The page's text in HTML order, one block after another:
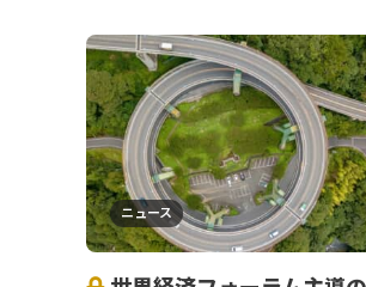
ニュース